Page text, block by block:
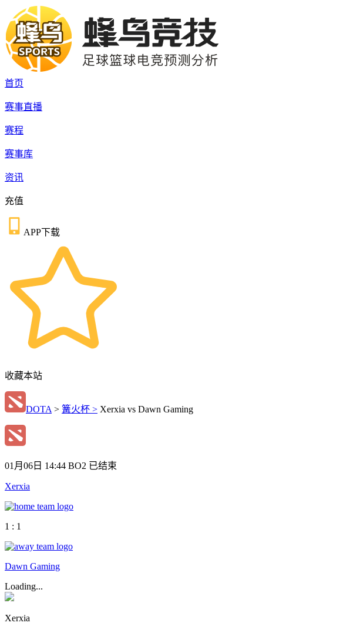
首页
赛事直播
赛程
赛事库
资讯
充值
APP下载
收藏本站
DOTA > 篝火杯 > Xerxia vs Dawn Gaming
01月06日 14:44 BO2 已结束
Xerxia
1 : 1
Dawn Gaming
Loading...
Xerxia